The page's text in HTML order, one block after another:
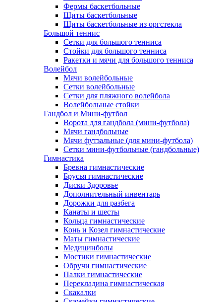
Фермы баскетбольные
Щиты баскетбольные
Щиты баскетбольные из оргстекла
Большой теннис
Сетки для большого тенниса
Стойки для большого тенниса
Ракетки и мячи для большого тенниса
Волейбол
Мячи волейбольные
Сетки волейбольные
Сетки для пляжного волейбола
Волейбольные стойки
Гандбол и Мини-футбол
Ворота для гандбола (мини-футбола)
Мячи гандбольные
Мячи футзальные (для мини-футбола)
Сетки мини-футбольные (гандбольные)
Гимнастика
Бревна гимнастические
Брусья гимнастические
Диски Здоровье
Дополнительный инвентарь
Дорожки для разбега
Канаты и шесты
Кольца гимнастические
Конь и Козел гимнастические
Маты гимнастические
Медицинболы
Мостики гимнастические
Обручи гимнастические
Палки гимнастические
Перекладина гимнастическая
Скакалки